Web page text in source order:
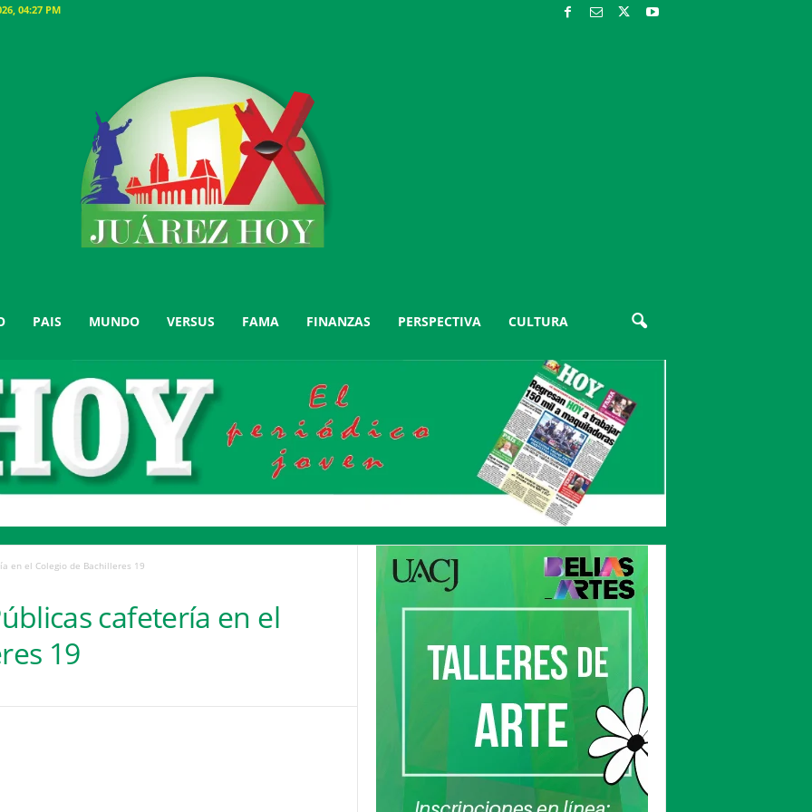
04:27 PM
PAIS MUNDO VERSUS FAMA FINANZAS PERSPECTIVA CULTURA
en el Colegio de Bachilleres 19
cafetería en el
19